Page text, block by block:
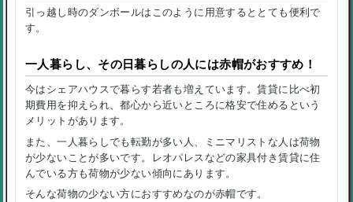
引っ越し時のダンボールはこのように用意するととても便利で
す。
一人暮らし、その日暮らしの人には赤帽がおすすめ！
今はシェアハウスで暮らす若者も増えています。賃貸に比べ初
期費用を抑えられ、都心から近いところに格安で住めるという
メリットがあります。
また、一人暮らしでも転勤が多い人、ミニマリストな人は荷物
が少ないことが多いです。レオパレスなどの家具付き賃貸に住
んでいる方も荷物が少ない傾向にあります。
そんな荷物の少ない方におすすめなのが赤帽です。